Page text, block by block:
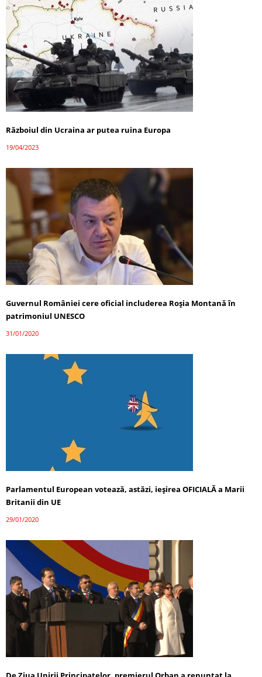
Războiul din Ucraina ar putea ruina Europa
19/04/2023
Guvernul României cere oficial includerea Roșia Montană în
patrimoniul UNESCO
31/01/2020
Parlamentul European votează, astăzi, ieșirea OFICIALĂ a Marii
Britanii din UE
29/01/2020